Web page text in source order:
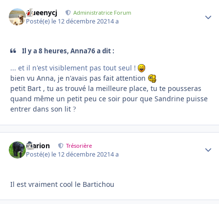
Queenycj Administratrice Forum
Posté(e) le 12 décembre 20214 a
Il y a 8 heures, Anna76 a dit :
... et il n'est visiblement pas tout seul !
bien vu Anna, je n'avais pas fait attention
petit Bart , tu as trouvé la meilleure place, tu te pousseras
quand même un petit peu ce soir pour que Sandrine puisse
entrer dans son lit ?
Marion Trésorière
Posté(e) le 12 décembre 20214 a
Il est vraiment cool le Bartichou